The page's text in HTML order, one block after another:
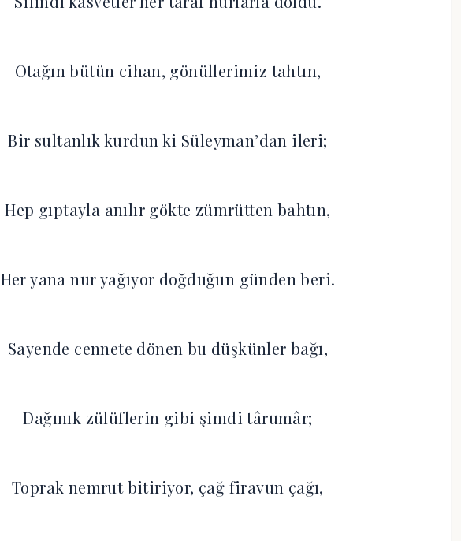
Otağın bütün cihan, gönüllerimiz tahtın,
Bir sultanlık kurdun ki Süleyman’dan ileri;
Hep gıptayla anılır gökte zümrütten bahtın,
Her yana nur yağıyor doğduğun günden beri.
Sayende cennete dönen bu düşkünler bağı,
Dağınık zülüflerin gibi şimdi târumâr;
Toprak nemrut bitiriyor, çağ firavun çağı,